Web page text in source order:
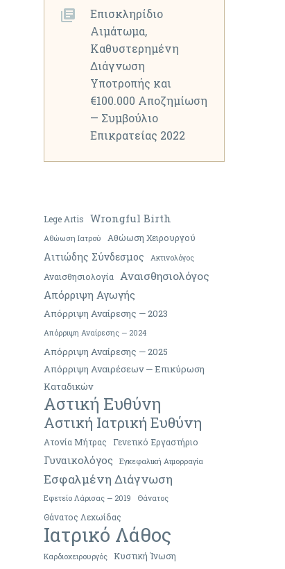
Επισκληρίδιο
Αιμάτωμα,
Καθυστερημένη
Διάγνωση
Υποτροπής και
€100.000 Αποζημίωση
— Συμβούλιο
Επικρατείας 2022
Lege Artis Wrongful Birth
Αθώωση Ιατρού Αθώωση Χειρουργού
Αιτιώδης Σύνδεσμος Ακτινολόγος
Αναισθησιολογία
Αναισθησιολόγος
Απόρριψη Αγωγής
Απόρριψη Αναίρεσης — 2023
Απόρριψη Αναίρεσης — 2024
Απόρριψη Αναίρεσης — 2025
Απόρριψη Αναιρέσεων — Επικύρωση
Καταδικών
Αστική Ευθύνη
Αστική Ιατρική Ευθύνη
Ατονία Μήτρας Γενετικό Εργαστήριο
Γυναικολόγος Εγκεφαλική Αιμορραγία
Εσφαλμένη Διάγνωση
Εφετείο Λάρισας — 2019 Θάνατος
Θάνατος Λεχωίδας
Ιατρικό Λάθος
Καρδιοχειρουργός Κυστική Ίνωση